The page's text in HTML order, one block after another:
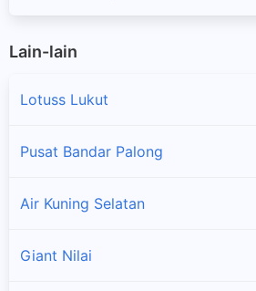
Lain-lain
Lotuss Lukut
Pusat Bandar Palong
Air Kuning Selatan
Giant Nilai